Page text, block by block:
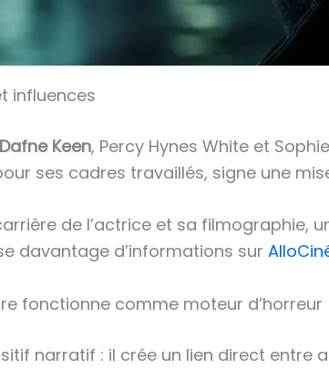
influences
Dafne Keen, Percy Hynes White et
ses cadres travaillés, signe une
de l’actrice et sa filmographie,
davantage d’informations sur
fonctionne comme moteur d’horreur
narratif : il crée un lien direct entre